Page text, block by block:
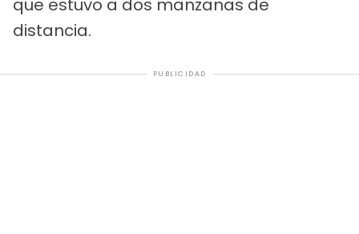
que estuvo a dos manzanas de
distancia.
PUBLICIDAD